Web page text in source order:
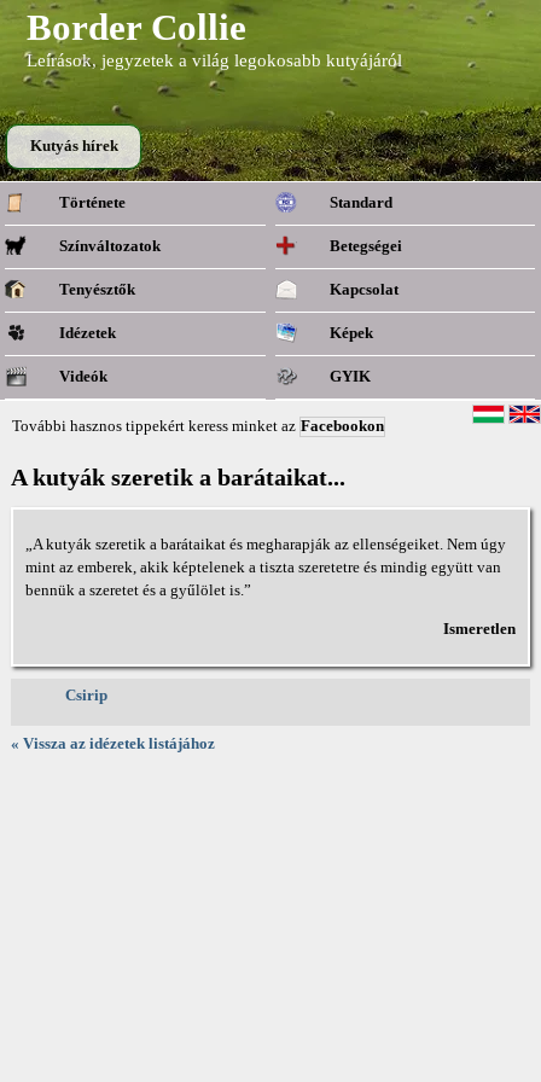
Border Collie
Leírások, jegyzetek a világ legokosabb kutyájáról
Kutyás hírek
Története Standard
Színváltozatok Betegségei
Tenyésztők Kapcsolat
Idézetek Képek
Videók GYIK
További hasznos tippekért keress minket az Facebookon
A kutyák szeretik a barátaikat...
„A kutyák szeretik a barátaikat és megharapják az ellenségeiket. Nem úgy
mint az emberek, akik képtelenek a tiszta szeretetre és mindig együtt van
bennük a szeretet és a gyűlölet is.”
Ismeretlen
Csirip
« Vissza az idézetek listájához